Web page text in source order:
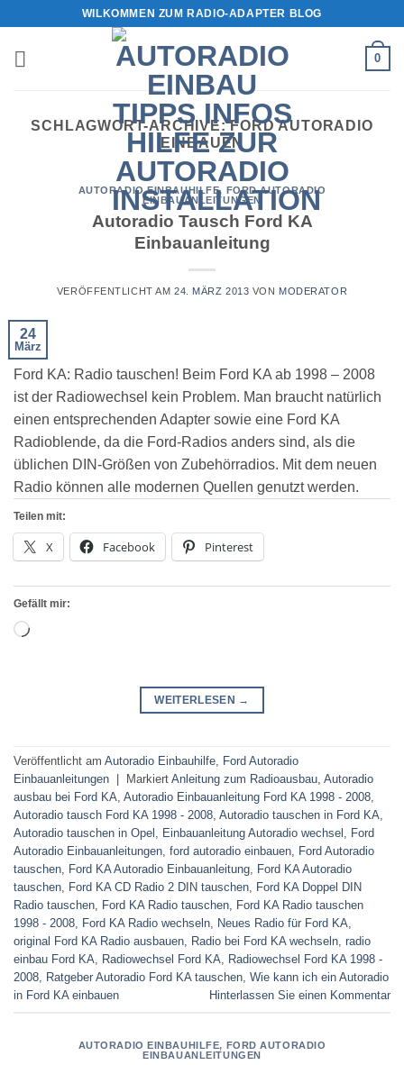
springen
WILKOMMEN ZUM RADIO-ADAPTER BLOG
0
SCHLAGWORT-ARCHIVE:FORD AUTORADIO
EINBAUEN
AUTORADIO EINBAUHILFE, FORD AUTORADIO
EINBAUANLEITUNGEN
Autoradio Tausch Ford KA
Einbauanleitung
VERÖFFENTLICHT AM 24. MÄRZ 2013 VON MODERATOR
24
März
Ford KA: Radio tauschen! Beim Ford KA ab 1998 – 2008
ist der Radiowechsel kein Problem. Man braucht natürlich
einen entsprechenden Adapter sowie eine Ford KA
Radioblende, da die Ford-Radios anders sind, als die
üblichen DIN-Größen von Zubehörradios. Mit dem neuen
Radio können alle modernen Quellen genutzt werden.
Teilen mit:
X Facebook Pinterest
Gefällt mir:
Wird
WEITERLESEN →
Veröffentlicht am Autoradio Einbauhilfe
Ford Autoradio
Einbauanleitungen
Markiert Anleitung zum Radioausbau Autoradio
ausbau bei Ford KA Autoradio Einbauanleitung Ford KA 1998 - 2008
Autoradio tausch Ford KA 1998 - 2008 Autoradio tauschen in Ford KA
Autoradio tauschen in Opel
Einbauanleitung Autoradio wechsel
Ford
Autoradio Einbauanleitungen ford autoradio einbauen
Ford Autoradio
tauschen
Ford KA Autoradio Einbauanleitung
Ford KA Autoradio
tauschen
Ford KA CD Radio 2 DIN tauschen
Ford KA Doppel DIN
Radio tauschen
Ford KA Radio tauschen
Ford KA Radio tauschen
1998 - 2008
Ford KA Radio wechseln Neues Radio für Ford KA
original Ford KA Radio ausbauen
Radio bei Ford KA wechseln radio
einbau Ford KA
Radiowechsel Ford KA
Radiowechsel Ford KA 1998 -
2008
Ratgeber Autoradio Ford KA tauschen Wie kann ich ein Autoradio
in Ford KA einbauen
Hinterlassen Sie einen Kommentar
AUTORADIO EINBAUHILFE, FORD AUTORADIO
EINBAUANLEITUNGEN